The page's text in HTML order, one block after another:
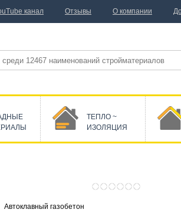
Автоклавный газобетон
ТЕПЛО ~
ИЗОЛЯЦИЯ
канал Отзывы О компании